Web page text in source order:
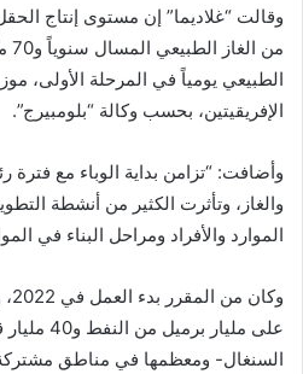
الطبيعي يومياً في المرحلة الأولى،
الإفريقيتين، بحسب وكالة “بلومبيرج”.
وأضافت: “تزامن بداية الوباء مع
والغاز، وتأثرت الكثير من أنشطة
الموارد والأفراد ومراحل البناء في
على مليار
السنغال- ومعظمها في مناطق مشتركة